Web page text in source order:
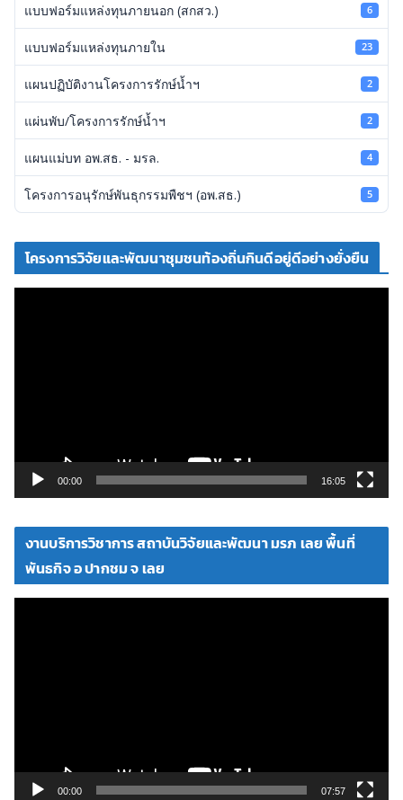
แบบฟอร์มแหล่งทุนภายนอก (สกสว.) 6
แบบฟอร์มแหล่งทุนภายใน 23
แผนปฏิบัติงานโครงการรักษ์น้ำฯ 2
แผ่นพับ/โครงการรักษ์น้ำฯ 2
แผนแม่บท อพ.สธ. - มรล. 4
โครงการอนุรักษ์พันธุกรรมพืชฯ (อพ.สธ.) 5
โครงการวิจัยและพัฒนาชุมชนท้องถิ่นกินดีอยู่ดีอย่างยั่งยืน
ดี
โ
00:00 16:05
งานบริการวิชาการ สถาบันวิจัยและพัฒนา มรภ เลย พื้นที่
พันธกิจ อ ปากชม จ เลย
00:00 07:57